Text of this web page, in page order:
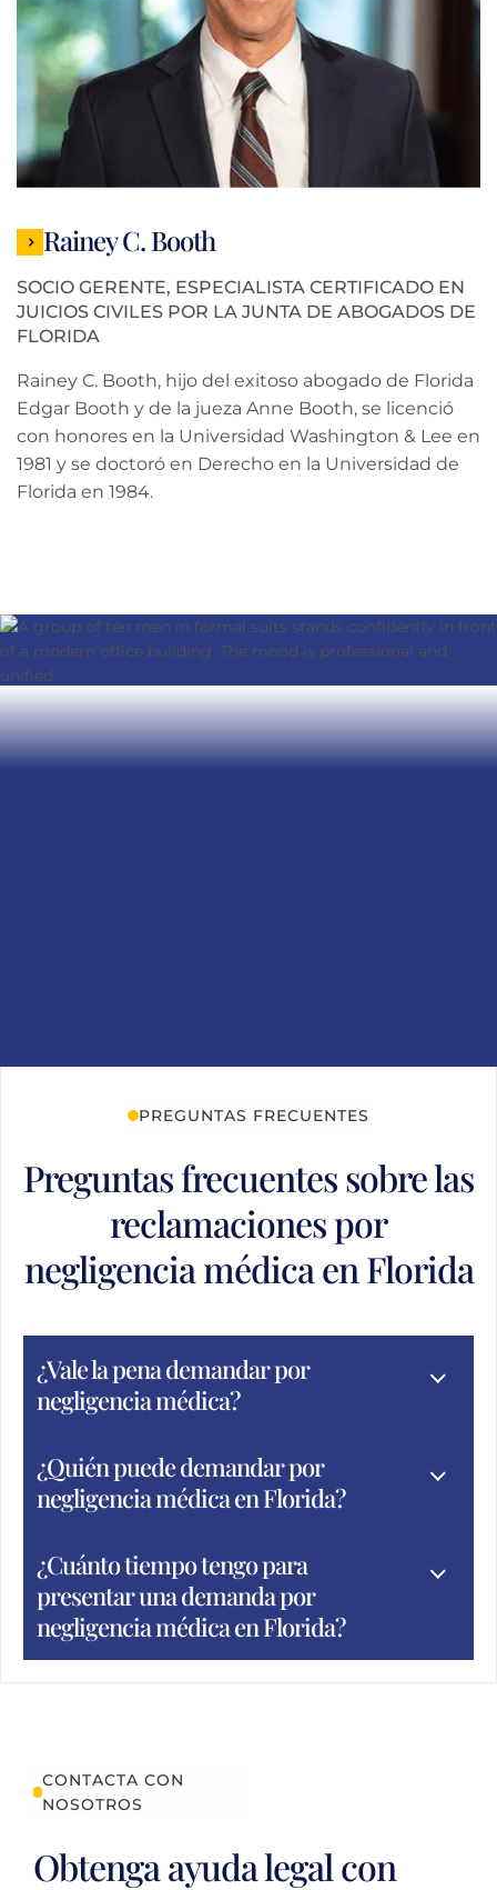
Rainey C. Booth
SOCIO GERENTE, ESPECIALISTA CERTIFICADO EN
JUICIOS CIVILES POR LA JUNTA DE ABOGADOS DE
FLORIDA
Rainey C. Booth, hijo del exitoso abogado de Florida
Edgar Booth y de la jueza Anne Booth, se licenció
con honores en la Universidad Washington & Lee en
1981 y se doctoró en Derecho en la Universidad de
Florida en 1984.
PREGUNTAS FRECUENTES
Preguntas frecuentes sobre las
reclamaciones por
negligencia médica en Florida
¿Vale la pena demandar por
negligencia médica?
¿Quién puede demandar por
negligencia médica en Florida?
¿Cuánto tiempo tengo para
presentar una demanda por
negligencia médica en Florida?
CONTACTA CON
NOSOTROS
Obtenga ayuda legal con